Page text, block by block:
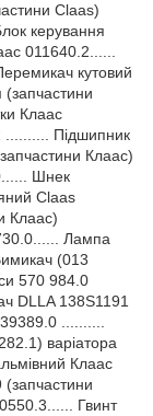
Claas)
керування
011640.2......
кутовий
Клаас
Підшипник
Клаас)
Шнек
Claas
Клаас)
Лампа
(013
570 984.0
DLLA 138S1191
..........
варіатора
Клаас
Гвинт